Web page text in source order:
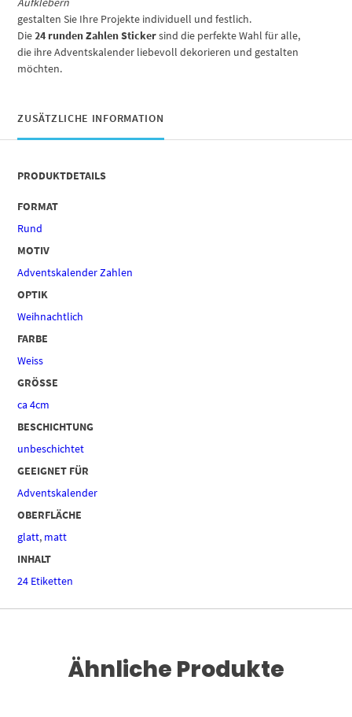
gestalten Sie Ihre Projekte individuell und festlich.
Die24 runden Zahlen Stickersind die perfekte Wahl für alle,
die ihre Adventskalender liebevoll dekorieren und gestalten
möchten.
ZUSÄTZLICHE INFORMATION
PRODUKTDETAILS
FORMAT
Rund
MOTIV
Adventskalender Zahlen
OPTIK
Weihnachtlich
FARBE
Weiss
GRÖSSE
ca 4cm
BESCHICHTUNG
unbeschichtet
GEEIGNET FÜR
Adventskalender
OBERFLÄCHE
glatt, matt
INHALT
24 Etiketten
Ähnliche Produkte